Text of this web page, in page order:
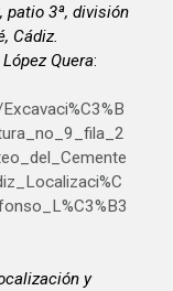
patio 3ª, división
Cádiz.
Quera:
y